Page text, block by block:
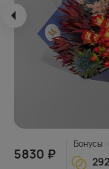
5830 ₽
Бонусы
292